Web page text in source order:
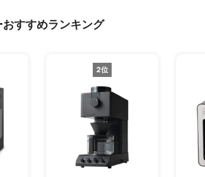
すすめランキング
2位